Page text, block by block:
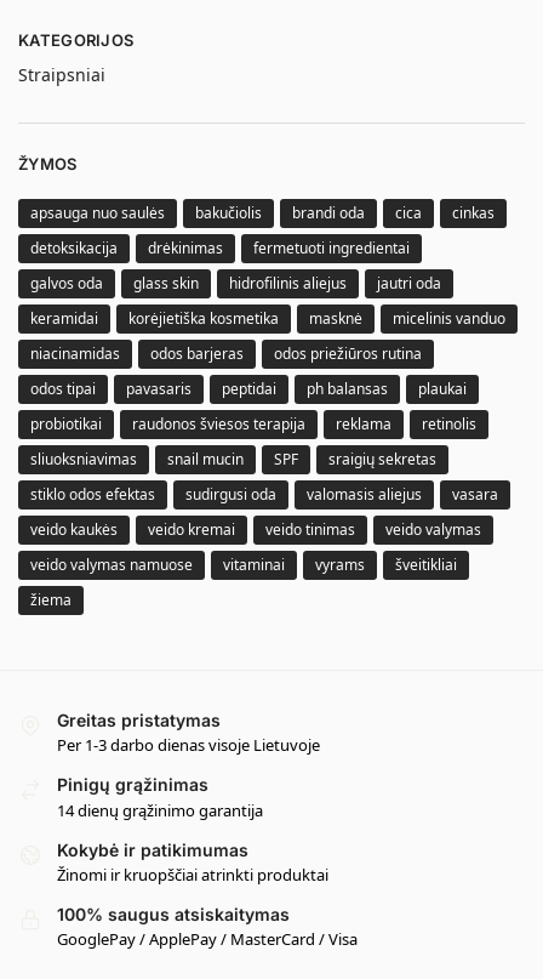
KATEGORIJOS
Straipsniai
ŽYMOS
apsauga nuo saulės bakučiolis brandi oda cica
cinkas
detoksikacija
drėkinimas
fermetuoti ingredientai
galvos oda
glass skin hidrofilinis aliejus
jautri oda
keramidai
korėjietiška kosmetika masknė
micelinis vanduo
niacinamidas
odos barjeras
odos priežiūros rutina
odos tipai
pavasaris peptidai ph balansas
plaukai
probiotikai
raudonos šviesos terapija reklama
retinolis
sliuoksniavimas
snail mucin SPF
sraigių sekretas
stiklo odos efektas
sudirgusi oda valomasis aliejus
vasara
veido kaukės
veido kremai veido tinimas
veido valymas
veido valymas namuose
vitaminai vyrams
šveitikliai
žiema
Greitas pristatymas
Per 1-3 darbo dienas visoje Lietuvoje
Pinigų grąžinimas
14 dienų grąžinimo garantija
Kokybė ir patikimumas
Žinomi ir kruopščiai atrinkti produktai
100% saugus atsiskaitymas
GooglePay / ApplePay / MasterCard / Visa